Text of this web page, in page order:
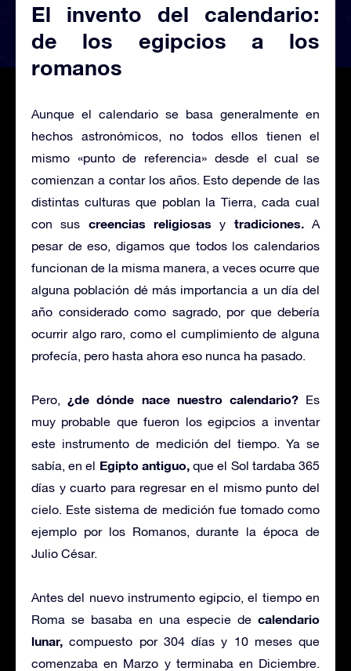
El invento del calendario:
de los egipcios a los
romanos
Aunque el calendario se basa generalmente en
hechos astronómicos, no todos ellos tienen el
mismo «punto de referencia» desde el cual se
comienzan a contar los años. Esto depende de las
distintas culturas que poblan la Tierra, cada cual
con sus creencias religiosas y tradiciones.A
pesar de eso, digamos que todos los calendarios
funcionan de la misma manera, a veces ocurre que
alguna población dé más importancia a un día del
año considerado como sagrado, por que debería
ocurrir algo raro, como el cumplimiento de alguna
profecía, pero hasta ahora eso nunca ha pasado.
Pero,¿de dónde nace nuestro calendario?Es
muy probable que fueron los egipcios a inventar
este instrumento de medición del tiempo. Ya se
sabía, en el Egipto antiguo,que el Sol tardaba 365
días y cuarto para regresar en el mismo punto del
cielo. Este sistema de medición fue tomado como
ejemplo por los Romanos, durante la época de
Julio César.
Antes del nuevo instrumento egipcio, el tiempo en
Roma se basaba en una especie de calendario
lunar, compuesto por 304 días y 10 meses que
comenzaba en Marzo y terminaba en Diciembre.